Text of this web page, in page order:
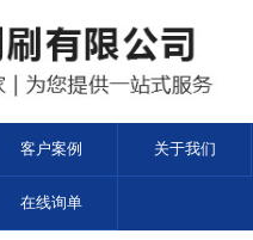
客户案例 关于我们
在线询单